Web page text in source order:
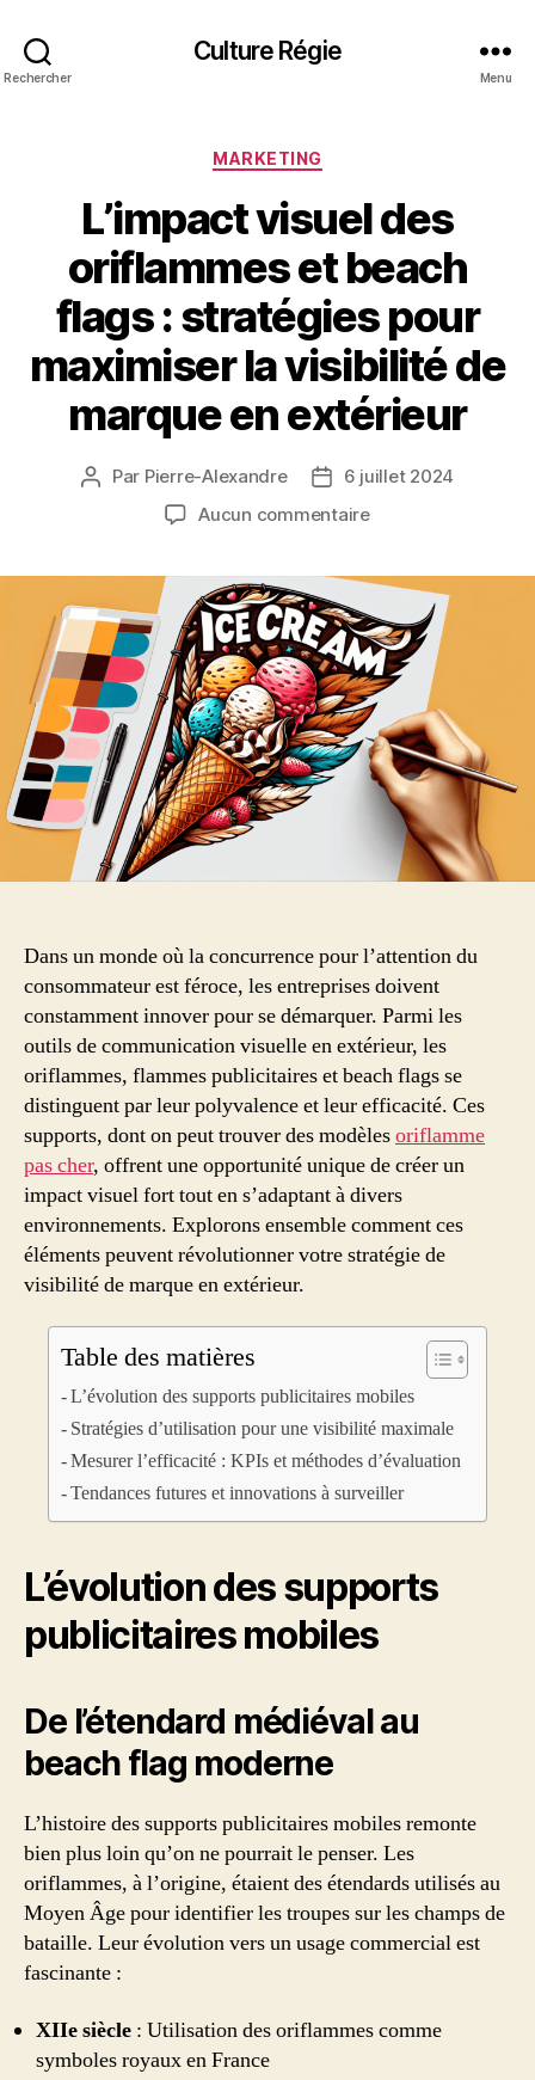
Rechercher
Culture Régie
Menu
Catégories
MARKETING
L’impact visuel des
oriflammes et beach
flags : stratégies pour
maximiser la visibilité de
marque en extérieur
Auteur
Par Pierre-Alexandre
Date6 juillet 2024
Aucun commentairesur
des
oriflammes
et
beach
flags
:
stratégies
pour
maximiser
visibilité
de
extérieur
Dans un monde où la concurrence pour l’attention du
consommateur est féroce, les entreprises doivent
constamment innover pour se démarquer. Parmi les
outils de communication visuelle en extérieur, les
oriflammes, flammes publicitaires et beach flags se
distinguent par leur polyvalence et leur efficacité. Ces
supports, dont on peut trouver des modèlesoriflamme
pas cher, offrent une opportunité unique de créer un
impact visuel fort tout en s’adaptant à divers
environnements. Explorons ensemble comment ces
éléments peuvent révolutionner votre stratégie de
visibilité de marque en extérieur.
Table des matières
L’évolution des supports publicitaires mobiles
Stratégies d’utilisation pour une visibilité maximale
Mesurer l’efficacité : KPIs et méthodes d’évaluation
Tendances futures et innovations à surveiller
L’évolution des supports
publicitaires mobiles
De l’étendard médiéval au
beach flag moderne
L’histoire des supports publicitaires mobiles remonte
bien plus loin qu’on ne pourrait le penser. Les
oriflammes, à l’origine, étaient des étendards utilisés au
Moyen Âge pour identifier les troupes sur les champs de
bataille. Leur évolution vers un usage commercial est
fascinante :
XIIe siècle : Utilisation des oriflammes comme
symboles royaux en France